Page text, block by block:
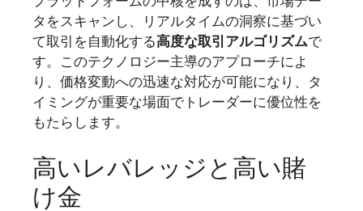
タをスキャンし、リアルタイムの洞察に基づい
て取引を自動化する高度な取引アルゴリズムで
す。このテクノロジー主導のアプローチによ
り、価格変動への迅速な対応が可能になり、タ
イミングが重要な場面でトレーダーに優位性を
もたらします。
高いレバレッジと高い賭
け金